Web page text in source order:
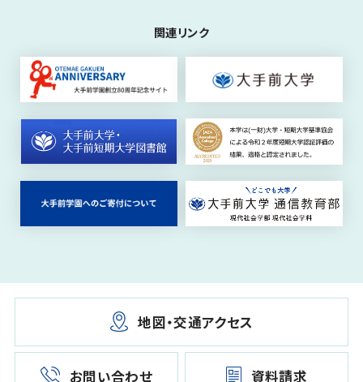
関連リンク
地図・交通アクセス
お問い合わせ 資料請求